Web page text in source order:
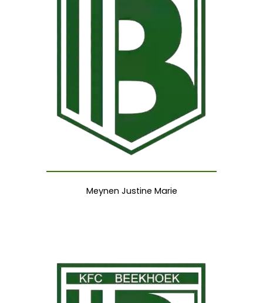
Meynen Justine Marie